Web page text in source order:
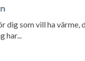
dig som vill ha värme,
har...